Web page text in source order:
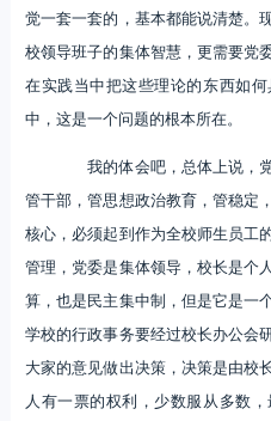
觉一套一套的，基本都能说清楚。
校领导班子的集体智慧，更需要党
在实践当中把这些理论的东西如
中，这是一个问题的根本所在。
我的体会吧，总体上说，党
管干部，管思想政治教育，管稳定
核心，必须起到作为全校师生员工
管理，党委是集体领导，校长是个
算，也是民主集中制，但是它是一
学校的行政事务要经过校长办公会
大家的意见做出决策，决策是由校
人有一票的权利，少数服从多数